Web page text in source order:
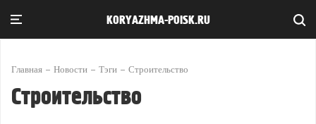
KORYAZHMA-POISK.RU
Главная Новости Тэги Строительство
Строительство